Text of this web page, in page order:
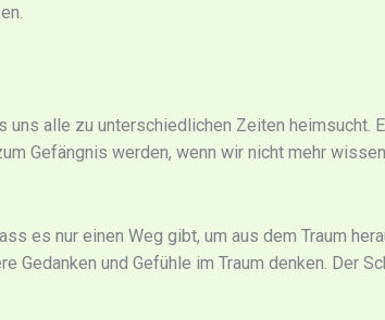
uns alle zu unterschiedlichen Zeiten heimsucht.
Gefängnis werden, wenn wir nicht mehr
es nur einen Weg gibt, um aus dem Traum
Gedanken und Gefühle im Traum denken. Der